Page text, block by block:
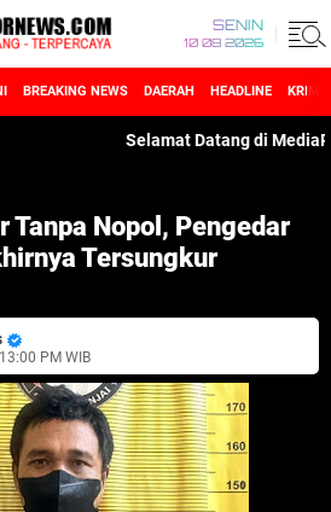
SENIN
10 08 2026
BREAKING NEWS DAERAH HEADLINE
Selamat Datang di
Tanpa Nopol, Pengedar
Tersungkur
PM WIB